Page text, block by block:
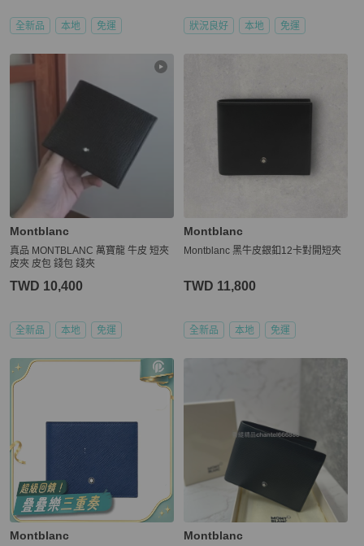
全新品 本地 免運 狀況良好 本地 免運
Montblanc
真品 MONTBLANC 萬寶龍 牛皮 短夾
皮夾 皮包 錢包 錢夾
TWD 10,400
全新品 本地 免運
Montblanc
Montblanc 黑牛皮銀釦12卡對開短夾
TWD 11,800
全新品 本地 免運
Montblanc Montblanc